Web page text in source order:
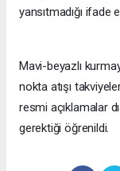
yansıtmadığı ifade
Mavi-beyazlı
nokta atışı
resmi açıklamalar
gerektiği öğrenildi.